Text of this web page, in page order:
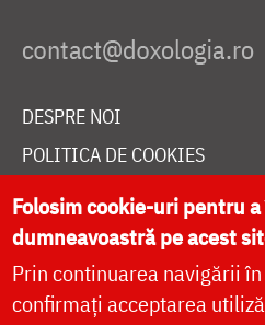
DESPRE NOI
POLITICA DE COOKIES
DONEAZĂ ONLINE PENTRU
LIVE
Folosim cookie-uri pentru
dumneavoastră pe acest
Prin continuarea navigării
confirmați acceptarea